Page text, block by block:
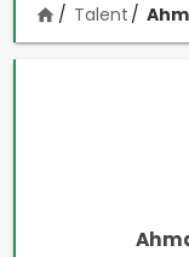
home Talent